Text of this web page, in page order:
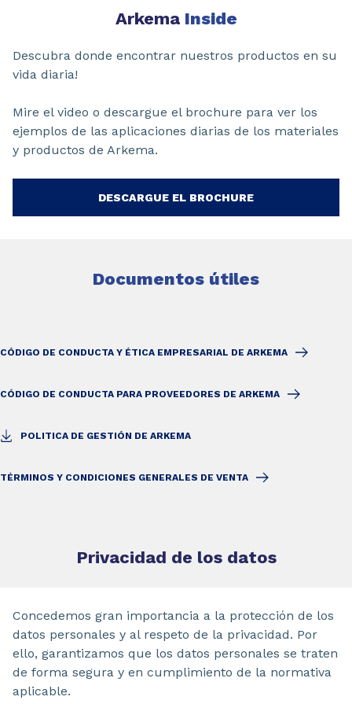
Arkema Inside
Descubra donde encontrar nuestros productos en su
vida diaria!
Mire el video o descargue el brochure para ver los
ejemplos de las aplicaciones diarias de los materiales
y productos de Arkema.
DESCARGUE EL BROCHURE
Documentos útiles
CÓDIGO DE CONDUCTA Y ÉTICA EMPRESARIAL DE ARKEMA
CÓDIGO DE CONDUCTA PARA PROVEEDORES DE ARKEMA
POLITICA DE GESTIÓN DE ARKEMA
TÉRMINOS Y CONDICIONES GENERALES DE VENTA
Privacidad de los datos
Concedemos gran importancia a la protección de los
datos personales y al respeto de la privacidad. Por
ello, garantizamos que los datos personales se traten
de forma segura y en cumplimiento de la normativa
aplicable.